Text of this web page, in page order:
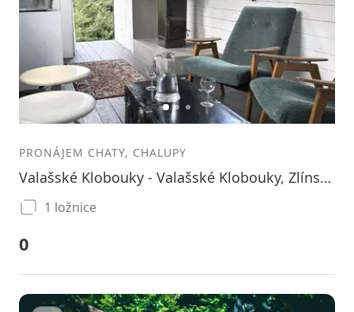
12 3
PRONÁJEM CHATY, CHALUPY
Valašské Klobouky - Valašské Klobouky, Zlínský kraj
1 ložnice
0